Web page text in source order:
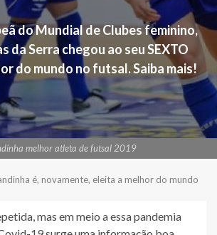
do Mundial de Clubes feminino,
da Serra chegou ao seu SEXTO
do mundo no futsal. Saiba mais!
melhor atleta de futsal 2019
é, novamente, eleita a melhor do mundo
mas em meio a essa pandemia